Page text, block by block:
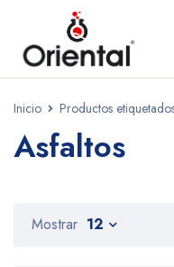
Inicio Productos
Asfaltos
Mostrar 12